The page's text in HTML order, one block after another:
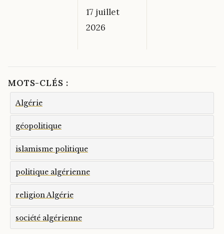
17 juillet
2026
MOTS-CLÉS :
Algérie
géopolitique
islamisme politique
politique algérienne
religion Algérie
société algérienne